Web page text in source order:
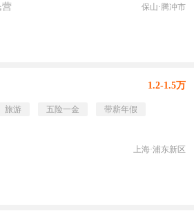
营 保山·腾冲市
1.2-1.5万
旅游 五险一金
带薪年假
上海·浦东新区